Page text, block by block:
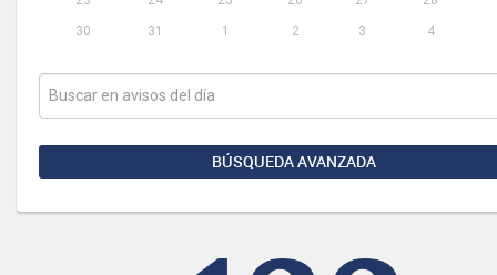
30
31 1 2 3 4
BÚSQUEDA AVANZADA